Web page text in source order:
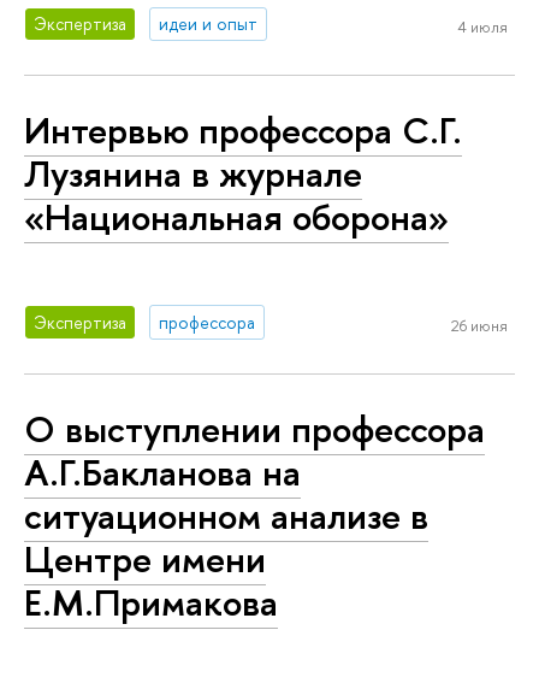
Экспертиза идеи и опыт 4 июля
Интервью профессора С.Г.
Лузянина в журнале
«Национальная оборона»
Экспертиза профессора 26 июня
О выступлении профессора
А.Г.Бакланова на
ситуационном анализе в
Центре имени
Е.М.Примакова